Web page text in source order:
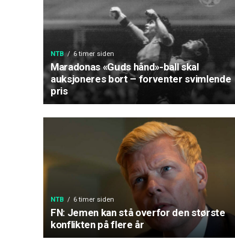
NTB 6 timer siden
Maradonas «Guds hånd»-ball skal
auksjoneres bort – forventer svimlende
pris
NTB 6 timer siden
FN: Jemen kan stå overfor den største
konflikten på flere år